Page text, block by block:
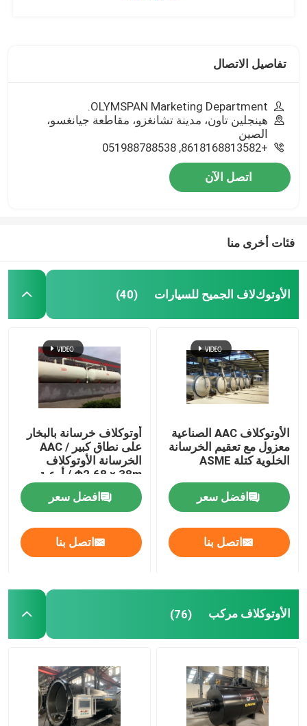
تفاصيل الاتصال
OLYMSPAN Marketing Department.
هينجلين تاون، مدينة تشانغزو، مقاطعة جيانغسو،
الصين
+8618168813582, 051988788538
اتصل الآن
فئات أخرى منا
اﻷوتوكﻻف الجميح للسيارات (40)
الأوتوكلاف AAC الصناعية
معزول مع تعقيم الخرسانة
الخلوية كتلة ASME
افضل سعر
اتصل بنا
أوتوكلاف خرسانة بالبخار
على نطاق كبير / AAC
الخرسانة الأوتوكلاف
Φ2.68 × 38m / أوعية
الضغط
افضل سعر
اتصل بنا
الأوتوكلاف مركب (76)